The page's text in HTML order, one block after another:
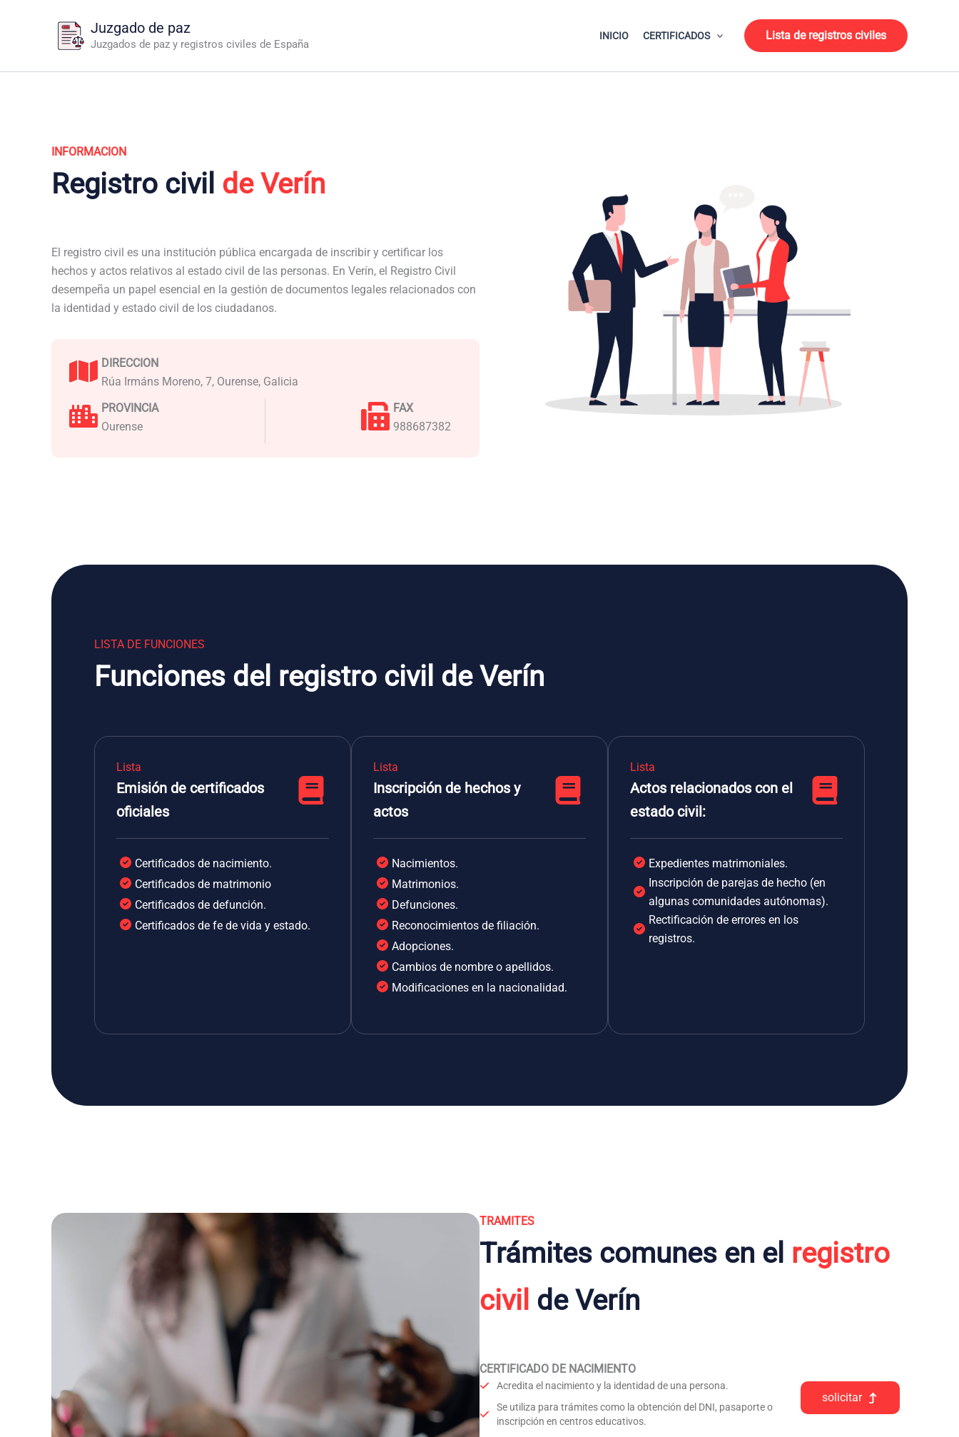
Juzgado de paz
Juzgados de paz y registros civiles de España
INICIO CERTIFICADOS Lista de registros civiles
INFORMACION
Registro civil de Verín
El registro civil es una institución pública encargada de inscribir y certificar los
hechos y actos relativos al estado civil de las personas. En Verín, el Registro Civil
desempeña un papel esencial en la gestión de documentos legales relacionados con
la identidad y estado civil de los ciudadanos.
DIRECCION
Rúa Irmáns Moreno, 7, Ourense, Galicia
PROVINCIA
Ourense
FAX
988687382
LISTA DE FUNCIONES
Funciones del registro civil de Verín
Lista
Emisión de certificados
oficiales
Certificados de nacimiento.
Certificados de matrimonio
Certificados de defunción.
Certificados de fe de vida y estado.
Lista
Inscripción de hechos y
actos
Nacimientos.
Matrimonios.
Defunciones.
Reconocimientos de filiación.
Adopciones.
Cambios de nombre o apellidos.
Modificaciones en la nacionalidad.
Lista
Actos relacionados con el
estado civil:
Expedientes matrimoniales.
Inscripción de parejas de hecho (en
algunas comunidades autónomas).
Rectificación de errores en los
registros.
TRAMITES
Trámites comunes en el registro
civil de Verín
CERTIFICADO DE NACIMIENTO
Acredita el nacimiento y la identidad de una persona.
Se utiliza para trámites como la obtención del DNI, pasaporte o
inscripción en centros educativos.
solicitar